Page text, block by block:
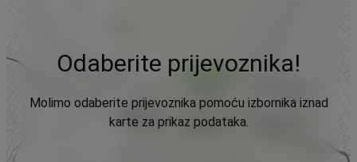
Odaberite prijevoznika!
Molimo odaberite prijevoznika pomoću izbornika iznad
karte za prikaz podataka.